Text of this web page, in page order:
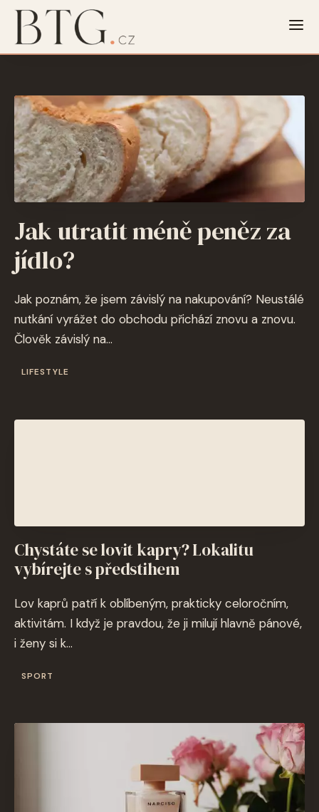
Jak utratit méně peněz za
jídlo?
Jak poznám, že jsem závislý na nakupování? Neustálé
nutkání vyrážet do obchodu přichází znovu a znovu.
Člověk závislý na...
LIFESTYLE
Chystáte se lovit kapry? Lokalitu
vybírejte s předstihem
Lov kaprů patří k oblíbeným, prakticky celoročním,
aktivitám. I když je pravdou, že ji milují hlavně pánové,
i ženy si k...
SPORT